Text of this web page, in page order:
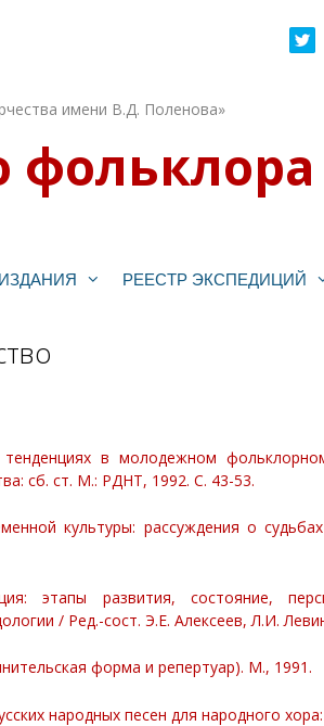
имени В.Д. Поленова»
фольклора
ИЗДАНИЯ РЕЕСТР ЭКСПЕДИЦИЙ
в молодежном
сб. ст. М.: РДНТ, 1992. С. 43-53.
культуры: рассуждения о
этапы развития, состояние,
/ Ред.-сост. Э.Е. Алексеев, Л.И.
форма и репертуар). М., 1991.
народных песен для народного